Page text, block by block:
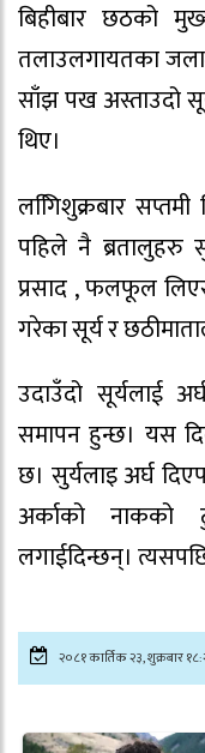
बिहीबार छठको
तलाउलगायतका
साँझ पख अस्ताउदो
थिए।
लगििशुक्रबार
पहिले नै ब्रतालुहरु
प्रसाद , फलफूल
गरेका सूर्य र
उदाउँदो सूर्यलाई
समापन हुन्छ। यस
छ। सुर्यलाइ अर्घ
अर्काको नाकको
लगाईदिन्छन्।
२०८१ कार्तिक २३, शुक्रबार